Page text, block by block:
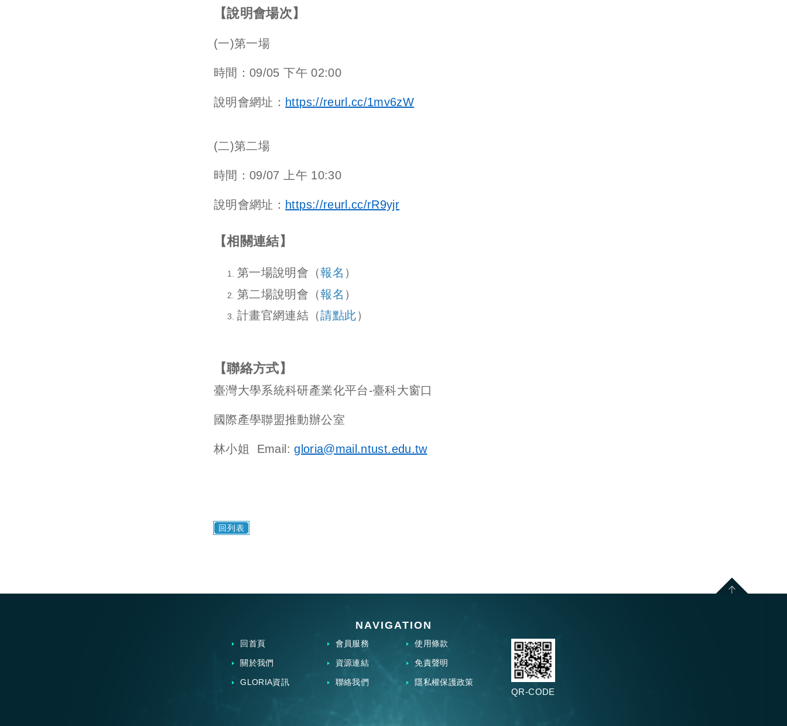
【說明會場次】
(一)第一場
時間：09/05 下午 02:00
說明會網址： https://reurl.cc/1mv6zW
(二)第二場
時間：09/07 上午 10:30
說明會網址： https://reurl.cc/rR9yjr
【相關連結 】
第一場說明會（報名 ）
第二場說明會 （報名 ）
計畫官網連結（請點此）
【聯絡方式】
臺灣大學系統科研產業化平台-臺科大窗口
國際產學聯盟推動辦公室
林小姐 Email:gloria@mail.ntust.edu.tw
回列表
NAVIGATION
回首頁
關於我們
GLORIA資訊
會員服務
資源連結
聯絡我們
使用條款
免責聲明
隱私權保護政策
QR-CODE